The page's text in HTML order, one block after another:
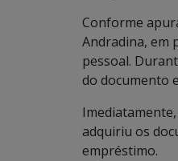
Conforme
Andradina, em
pessoal.
do documento
adquiriu os
empréstimo.